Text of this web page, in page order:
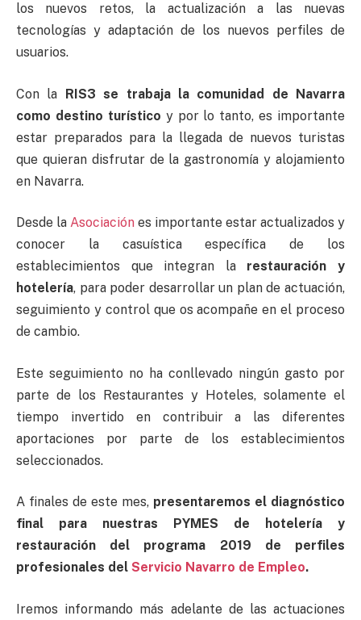
los nuevos retos, la actualización a las nuevas
tecnologías y adaptación de los nuevos perfiles de
usuarios.
Con la RIS3 se trabaja la comunidad de Navarra
como destino turístico y por lo tanto, es importante
estar preparados para la llegada de nuevos turistas
que quieran disfrutar de la gastronomía y alojamiento
en Navarra.
Desde la Asociación es importante estar actualizados y
conocer la casuística específica de los
establecimientos que integran la restauración y
hotelería, para poder desarrollar un plan de actuación,
seguimiento y control que os acompañe en el proceso
de cambio.
Este seguimiento no ha conllevado ningún gasto por
parte de los Restaurantes y Hoteles, solamente el
tiempo invertido en contribuir a las diferentes
aportaciones por parte de los establecimientos
seleccionados.
A finales de este mes, presentaremos el diagnóstico
final para nuestras PYMES de hotelería y
restauración del programa 2019 de perfiles
profesionales del Servicio Navarro de Empleo.
Iremos informando más adelante de las actuaciones